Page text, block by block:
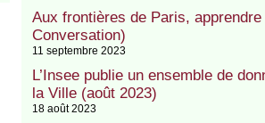
Aux frontières de Paris,
Conversation)
11 septembre 2023
L’Insee publie un ensemble de
la Ville (août 2023)
18 août 2023